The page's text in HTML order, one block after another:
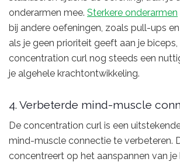
onderarmen mee. Sterkere onderarmen
bij andere oefeningen, zoals pull-ups
als je geen prioriteit geeft aan je biceps,
concentration curl nog steeds een
je algehele krachtontwikkeling.
4. Verbeterde mind-muscle
De concentration curl is een
mind-muscle connectie te verbeteren.
concentreert op het aanspannen van